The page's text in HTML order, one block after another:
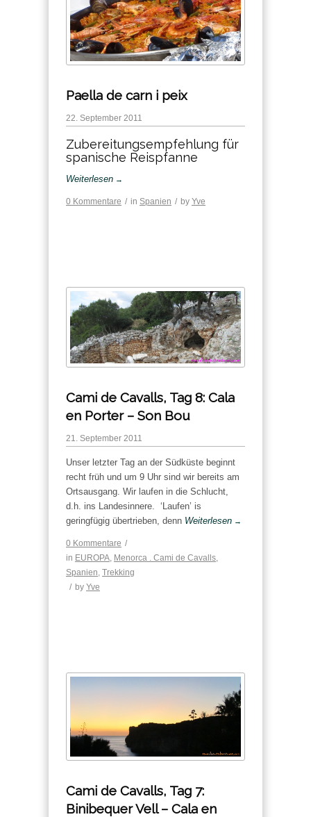
Paella de carn i peix
22. September 2011
Zubereitungsempfehlung für
spanische Reispfanne
Weiterlesen →
0 Kommentare / in Spanien / by Yve
Cami de Cavalls, Tag 8: Cala
en Porter – Son Bou
21. September 2011
Unser letzter Tag an der Südküste beginnt
recht früh und um 9 Uhr sind wir bereits am
Ortsausgang. Wir laufen in die Schlucht,
d.h. ins Landesinnere. ‘Laufen’ is
geringfügig übertrieben, denn Weiterlesen →
0 Kommentare /
in EUROPA Menorca . Cami de Cavalls
Spanien Trekking
/ by Yve
Cami de Cavalls, Tag 7:
Binibequer Vell – Cala en